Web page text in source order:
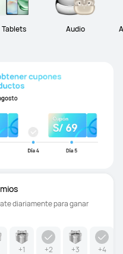
Tablets Audio
diariamente para ganar
+1
+2
+3
+4